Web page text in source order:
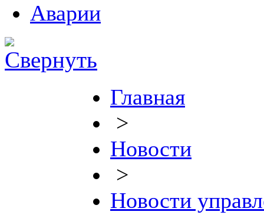
Аварии
Главная
>
Новости
>
Новости